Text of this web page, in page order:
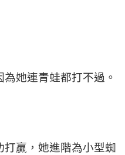
她連青蛙都打不過。
贏，她進階為小型蜘